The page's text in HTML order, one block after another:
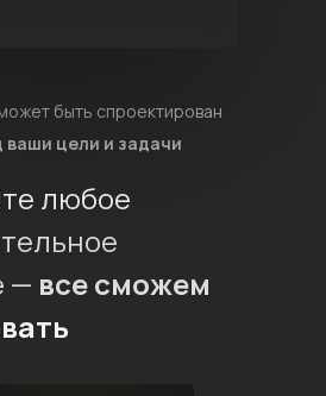
быть спроектирован
ваши цели и задачи
любое
— все сможем